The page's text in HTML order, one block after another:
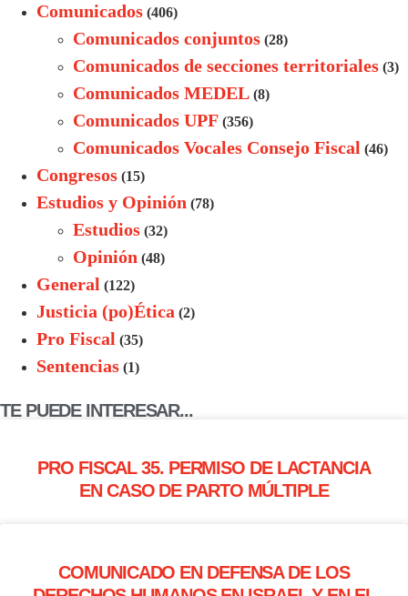
Comunicados (406)
Comunicados conjuntos (28)
Comunicados de secciones territoriales (3)
Comunicados MEDEL (8)
Comunicados UPF (356)
Comunicados Vocales Consejo Fiscal (46)
Congresos (15)
Estudios y Opinión (78)
Estudios (32)
Opinión (48)
General (122)
Justicia (po)Ética (2)
Pro Fiscal (35)
Sentencias (1)
TE PUEDE INTERESAR...
PRO FISCAL 35. PERMISO DE LACTANCIA
EN CASO DE PARTO MÚLTIPLE
COMUNICADO EN DEFENSA DE LOS